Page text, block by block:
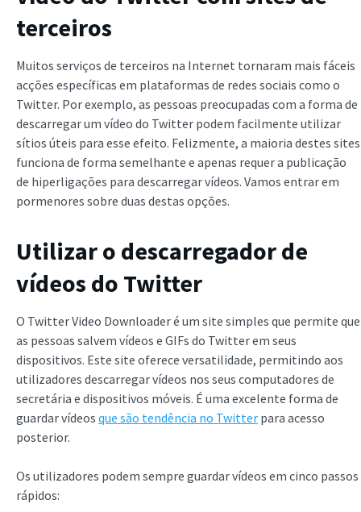
terceiros
Muitos serviços de terceiros na Internet tornaram mais fáceis
acções específicas em plataformas de redes sociais como o
Twitter. Por exemplo, as pessoas preocupadas com a forma de
descarregar um vídeo do Twitter podem facilmente utilizar
sítios úteis para esse efeito. Felizmente, a maioria destes sites
funciona de forma semelhante e apenas requer a publicação
de hiperligações para descarregar vídeos. Vamos entrar em
pormenores sobre duas destas opções.
Utilizar o descarregador de
vídeos do Twitter
O Twitter Video Downloader é um site simples que permite que
as pessoas salvem vídeos e GIFs do Twitter em seus
dispositivos. Este site oferece versatilidade, permitindo aos
utilizadores descarregar vídeos nos seus computadores de
secretária e dispositivos móveis. É uma excelente forma de
guardar vídeos que são tendência no Twitter para acesso
posterior.
Os utilizadores podem sempre guardar vídeos em cinco passos
rápidos: